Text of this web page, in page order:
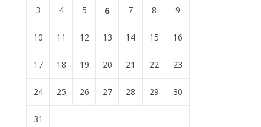
3 4 5 6 7 8 9
10 11 12 13 14 15 16
17 18 19 20 21 22 23
24 25 26 27 28 29 30
31